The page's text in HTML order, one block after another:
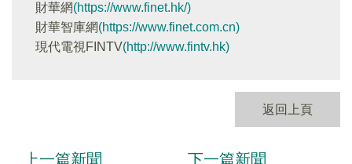
財華網(https://www.finet.hk/)
財華智庫網(https://www.finet.com.cn)
現代電視FINTV(http://www.fintv.hk)
返回上頁
上一篇新聞 下一篇新聞